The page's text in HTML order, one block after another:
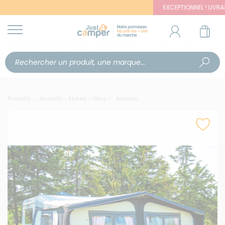
EXCEPTIONNEL ! LIVRAISON
Produits Auvents - Stores - Abris Auvents